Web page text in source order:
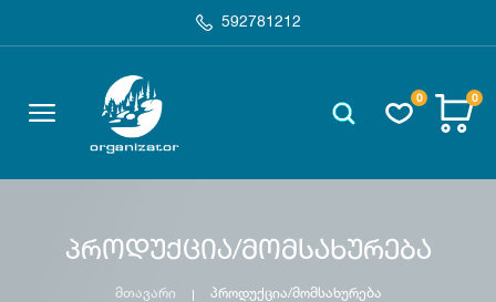
592781212
0 0
პროდუქცია/მომსახურება
მთავარი პროდუქცია/მომსახურება